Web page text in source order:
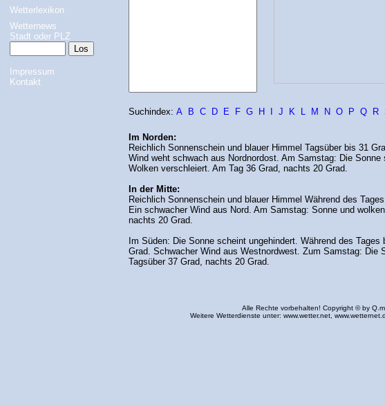
Wetterlexikon
Wetternews
Stadt oder PLZ
Impressum
Kontakt
Suchindex: A B C D E F G H J K L M N O P Q R
Im Norden:
Reichlich Sonnenschein und blauer Himmel Tagsüber bis 31
Wind weht schwach aus Nordnordost. Am Samstag: Die
Wolken verschleiert. Am Tag 36 Grad, nachts 20 Grad.
In der Mitte:
Reichlich Sonnenschein und blauer Himmel Während des
Ein schwacher Wind aus Nord. Am Samstag: Sonne und
nachts 20 Grad.
Im Süden: Die Sonne scheint ungehindert. Während des
Grad. Schwacher Wind aus Westnordwest. Zum Samstag: Die
Tagsüber 37 Grad, nachts 20 Grad.
Alle Rechte vorbehalten! Copyright © by
Weitere Wetterdienste unter: www.wetter.net,